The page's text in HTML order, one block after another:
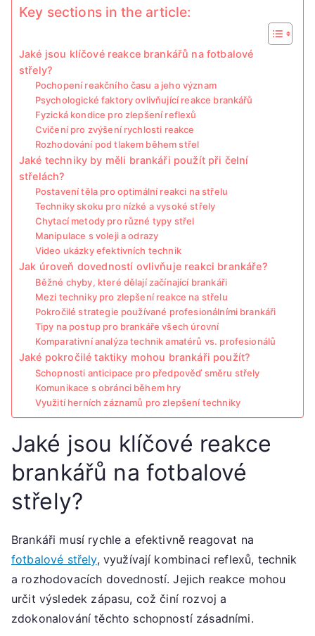
Key sections in the article:
Jaké jsou klíčové reakce brankářů na fotbalové
střely?
Pochopení reakčního času a jeho význam
Psychologické faktory ovlivňující reakce brankářů
Fyzická kondice pro zlepšení reflexů
Cvičení pro zvýšení rychlosti reakce
Rozhodování pod tlakem během střel
Jaké techniky by měli brankáři použít při čelní
střelách?
Postavení těla pro optimální reakci na střelu
Techniky skoku pro nízké a vysoké střely
Chytací metody pro různé typy střel
Manipulace s voleji a odrazy
Video ukázky efektivních technik
Jak úroveň dovedností ovlivňuje reakci brankáře?
Běžné chyby, které dělají začínající brankáři
Mezi techniky pro zlepšení reakce na střelu
Pokročilé strategie používané profesionálními brankáři
Tipy na postup pro brankáře všech úrovní
Komparativní analýza technik amatérů vs. profesionálů
Jaké pokročilé taktiky mohou brankáři použít?
Schopnosti anticipace pro předpověď směru střely
Komunikace s obránci během hry
Využití herních záznamů pro zlepšení techniky
Jaké jsou klíčové reakce
brankářů na fotbalové
střely?
Brankáři musí rychle a efektivně reagovat na
fotbalové střely, využívají kombinaci reflexů, technik
a rozhodovacích dovedností. Jejich reakce mohou
určit výsledek zápasu, což činí rozvoj a
zdokonalování těchto schopností zásadními.